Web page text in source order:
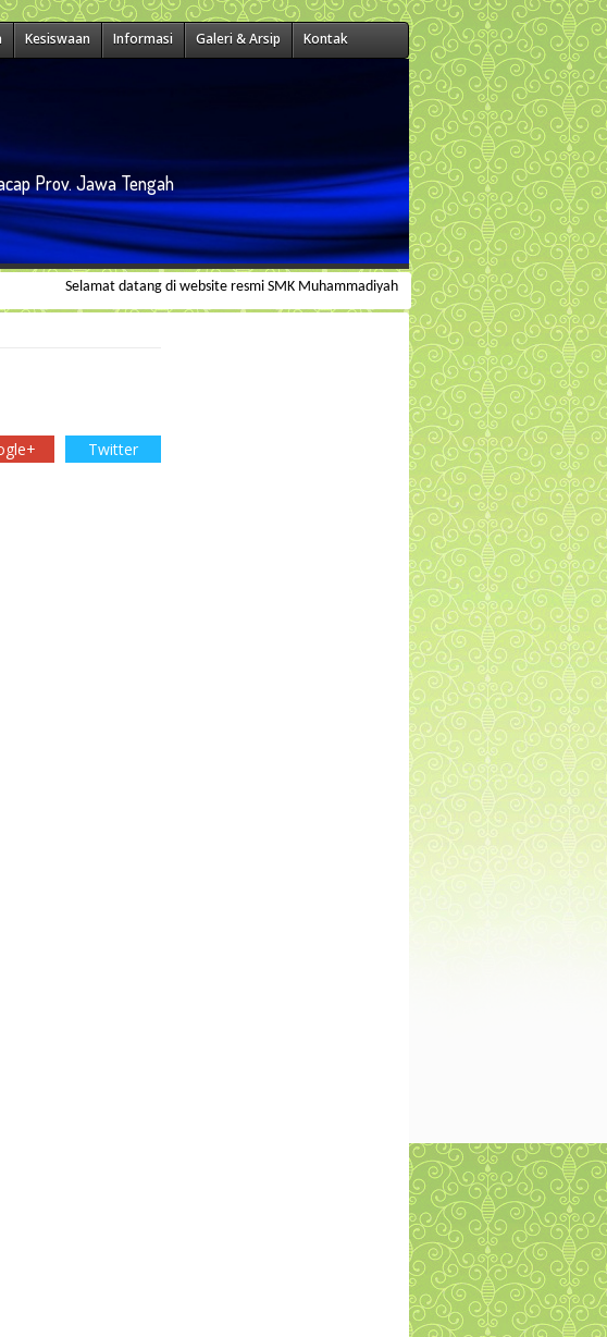
Kesiswaan Informasi Galeri & Arsip Kontak
Prov. Jawa Tengah
Selamat datang di website resmi SMK Muhammadiyah Wanareja | Alamat : Jl. Raya Bantar
Twitter